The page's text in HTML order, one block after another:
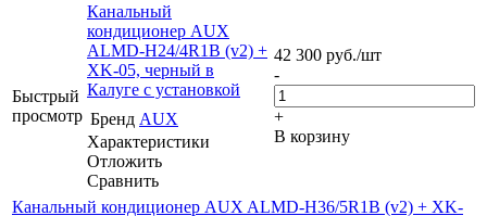
Быстрый
просмотр
Канальный
кондиционер AUX
ALMD-H24/4R1B (v2) +
XK-05, черный в
Калуге с установкой
Бренд AUX
Характеристики
Отложить
Сравнить
42 300 руб./шт
-
+
В корзину
Канальный кондиционер AUX ALMD-H36/5R1B (v2) + XK-